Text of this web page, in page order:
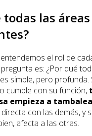
todas las
el rol de
es: ¿Por qué
simple, pero profunda.
cumple con su función,
empieza a
con las demás, y
afecta a las otras.